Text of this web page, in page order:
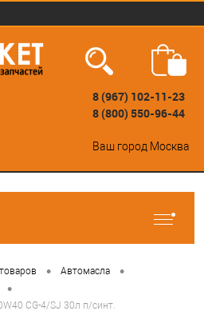
8 (967) 102-11-23
8 (800) 550-96-44
Ваш город Москва
• Автомасла •
•
CG-4/SJ 30л п/синт.